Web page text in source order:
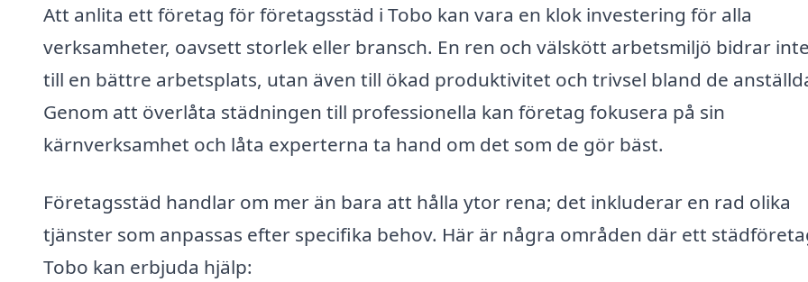
Att anlita ett företag för företagsstäd i Tobo kan vara en klok investering för alla
verksamheter, oavsett storlek eller bransch. En ren och välskött arbetsmiljö bidrar
till en bättre arbetsplats, utan även till ökad produktivitet och trivsel bland de
Genom att överlåta städningen till professionella kan företag fokusera på sin
kärnverksamhet och låta experterna ta hand om det som de gör bäst.
Företagsstäd handlar om mer än bara att hålla ytor rena; det inkluderar en rad olika
tjänster som anpassas efter specifika behov. Här är några områden där ett
Tobo kan erbjuda hjälp: